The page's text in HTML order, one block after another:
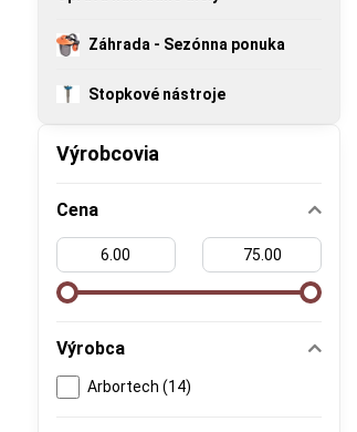
Výrobcovia
Cena
Od:
Do:
Výrobca
Arbortech (14)
Záhrada - Sezónna ponuka
Stopkové nástroje